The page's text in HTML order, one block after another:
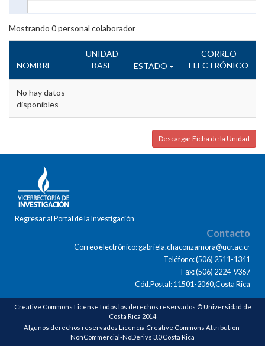
Mostrando 0personal colaborador
NOMBRE
UNIDAD
BASE
ESTADO
CORREO
ELECTRÓNICO
No hay datos
disponibles
Descargar Ficha de la Unidad
Regresar al Portal de la Investigación
Contacto
Correo electrónico: gabriela.chaconzamora@ucr.ac.cr
Teléfono: (506) 2511-1341
Fax: (506) 2224-9367
Cód.Postal: 11501-2060,Costa Rica
Creative Commons LicenseTodos los derechos reservados © Universidad de
Costa Rica 2014
Algunos derechos reservados Licencia Creative Commons Attribution-
NonCommercial-NoDerivs 3.0 Costa Rica